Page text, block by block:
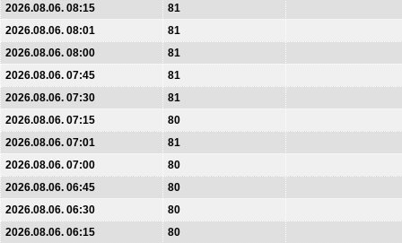
2026.08.06. 08:15
81
2026.08.06. 08:01
81
2026.08.06. 08:00
81
2026.08.06. 07:45
81
2026.08.06. 07:30
81
2026.08.06. 07:15
80
2026.08.06. 07:01
81
2026.08.06. 07:00
80
2026.08.06. 06:45
80
2026.08.06. 06:30
80
2026.08.06. 06:15
80